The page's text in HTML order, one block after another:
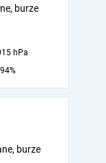
burze
hPa
94%
burze